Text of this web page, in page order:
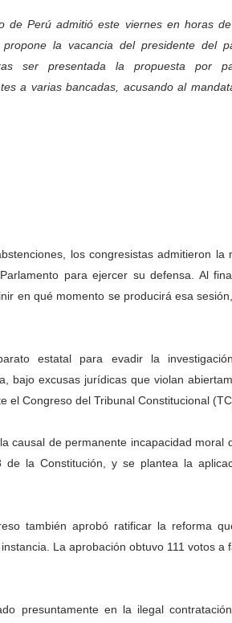
su talento en plan vacacional
bordado en punto de cruz
en la transformación del hospital
sobre gaita de tambora con
para aspirantes al curso de
de médicos en proceso de
comunal en El Vigía con
de bacheo en el sector La
la Semana Mundial de la
Ríe 2026" brinda recreación y
Renace en el sector El
de Perú admitió este viernes en horas
la vacancia del presidente del
ser presentada la propuesta por
a varias bancadas, acusando al
los congresistas admitieron la
para ejercer su defensa. Al
en qué momento se producirá esa
estatal para evadir la
bajo excusas jurídicas que violan
el Congreso del Tribunal Constitucional
causal de permanente incapacidad moral
la Constitución, y se plantea la
también aprobó ratificar la reforma
La aprobación obtuvo 111 votos a
presuntamente en la ilegal